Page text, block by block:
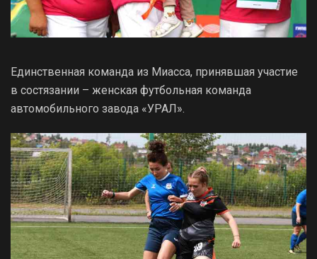
Единственная команда из Миасса, принявшая участие
в состязании – женская футбольная команда
автомобильного завода «УРАЛ».